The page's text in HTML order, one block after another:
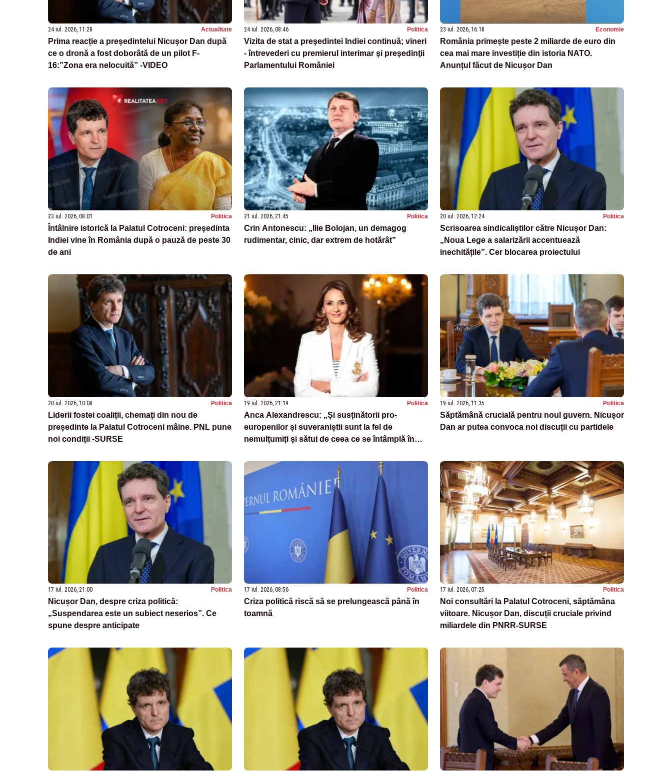
24 iul. 2026, 11:28 Actualitate
Prima reacție a președintelui Nicușor Dan după
ce o dronă a fost doborâtă de un pilot F-
16:”Zona era nelocuită” -VIDEO
24 iul. 2026, 08:46 Politica
Vizita de stat a preşedintei Indiei continuă; vineri
- întrevederi cu premierul interimar şi preşedinţii
Parlamentului României
23 iul. 2026, 16:18 Economie
România primește peste 2 miliarde de euro din
cea mai mare investiție din istoria NATO.
Anunțul făcut de Nicușor Dan
23 iul. 2026, 08:01 Politica
Întâlnire istorică la Palatul Cotroceni: președinta
Indiei vine în România după o pauză de peste 30
de ani
21 iul. 2026, 21:45 Politica
Crin Antonescu: „Ilie Bolojan, un demagog
rudimentar, cinic, dar extrem de hotărât”
20 iul. 2026, 12:24 Politica
Scrisoarea sindicaliștilor către Nicușor Dan:
„Noua Lege a salarizării accentuează
inechitățile”. Cer blocarea proiectului
20 iul. 2026, 10:08 Politica
Liderii fostei coaliții, chemați din nou de
președinte la Palatul Cotroceni mâine. PNL pune
noi condiții -SURSE
19 iul. 2026, 21:19 Politica
Anca Alexandrescu: „Și susținătorii pro-
europenilor și suveraniștii sunt la fel de
nemulțumiți și sătui de ceea ce se întâmplă în
19 iul. 2026, 11:35 Politica
Săptămână crucială pentru noul guvern. Nicușor
Dan ar putea convoca noi discuții cu partidele
17 iul. 2026, 21:00 Politica
Nicușor Dan, despre criza politică:
„Suspendarea este un subiect neserios”. Ce
spune despre anticipate
17 iul. 2026, 08:56 Politica
Criza politică riscă să se prelungească până în
toamnă
17 iul. 2026, 07:25 Politica
Noi consultări la Palatul Cotroceni, săptămâna
viitoare. Nicușor Dan, discuții cruciale privind
miliardele din PNRR-SURSE